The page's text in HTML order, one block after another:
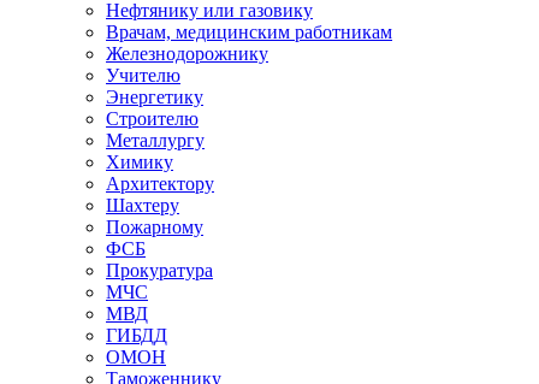
Нефтянику или газовику
Врачам, медицинским работникам
Железнодорожнику
Учителю
Энергетику
Строителю
Металлургу
Химику
Архитектору
Шахтеру
Пожарному
ФСБ
Прокуратура
МЧС
МВД
ГИБДД
ОМОН
Таможеннику